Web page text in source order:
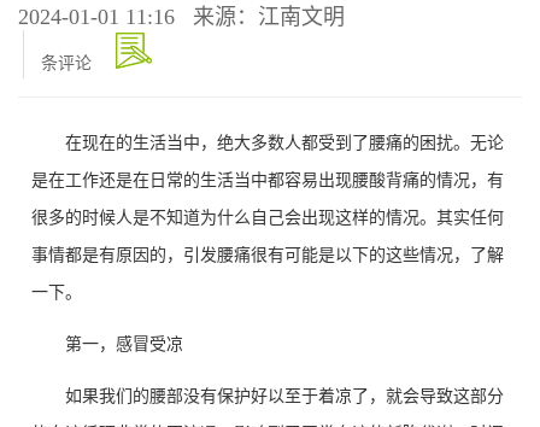
2024-01-01 11:16 来源：江南文明
条评论
在现在的生活当中，绝大多数人都受到了腰痛的困扰。无论
是在工作还是在日常的生活当中都容易出现腰酸背痛的情况，有
很多的时候人是不知道为什么自己会出现这样的情况。其实任何
事情都是有原因的，引发腰痛很有可能是以下的这些情况，了解
一下。
第一，感冒受凉
如果我们的腰部没有保护好以至于着凉了，就会导致这部分